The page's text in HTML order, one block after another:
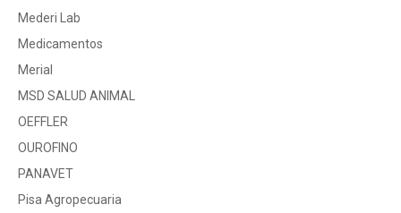
Mederi Lab
Medicamentos
Merial
MSD SALUD ANIMAL
OEFFLER
OUROFINO
PANAVET
Pisa Agropecuaria